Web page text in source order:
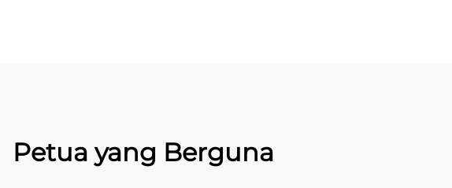
Petua yang Berguna